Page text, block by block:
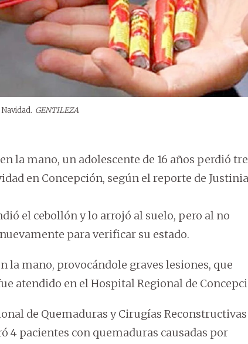
GENTILEZA
la mano, un adolescente de 16 años perdió
en Concepción, según el reporte de
el cebollón y lo arrojó al suelo, pero al no
para verificar su estado.
la mano, provocándole graves lesiones, que
atendido en el Hospital Regional de
de Quemaduras y Cirugías Reconstructivas
4 pacientes con quemaduras causadas por